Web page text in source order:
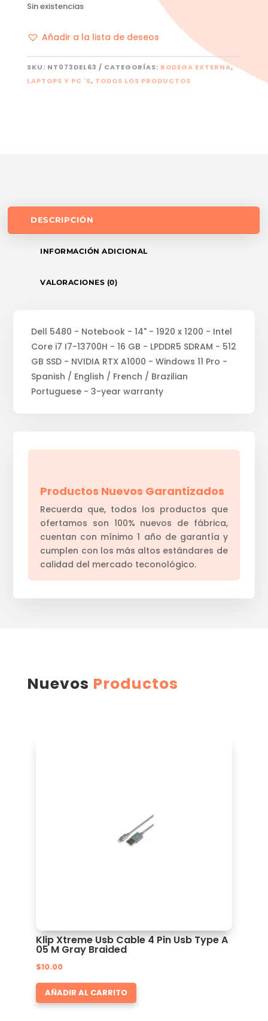
Sin existencias
Añadir a la lista de deseos
SKU: NT073DEL63 CATEGORÍAS: BODEGA EXTERNA,
LAPTOPS Y PC 'S, TODOS LOS PRODUCTOS
DESCRIPCIÓN
INFORMACIÓN ADICIONAL
VALORACIONES (0)
Dell 5480 - Notebook - 14" - 1920 x 1200 - Intel
Core i7 I7-13700H - 16 GB - LPDDR5 SDRAM - 512
GB SSD - NVIDIA RTX A1000 - Windows 11 Pro -
Spanish / English / French / Brazilian
Portuguese - 3-year warranty
Productos Nuevos Garantizados
Recuerda que, todos los productos que
ofertamos son 100% nuevos de fábrica,
cuentan con mínimo 1 año de garantía y
cumplen con los más altos estándares de
calidad del mercado teconológico.
Nuevos Productos
Klip Xtreme Usb Cable 4 Pin Usb Type A
05 M Gray Braided
$10.00
AÑADIR AL CARRITO